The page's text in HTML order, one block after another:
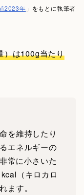
2023年 」をもとに執筆者
）は100g当たり
を維持したり
エネルギーの
常に小さいた
（キロカロ
ます。